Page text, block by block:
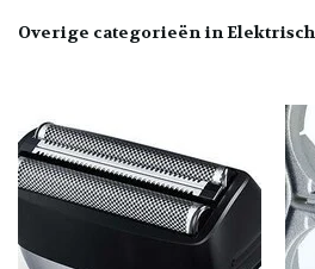
Overige categorieën in